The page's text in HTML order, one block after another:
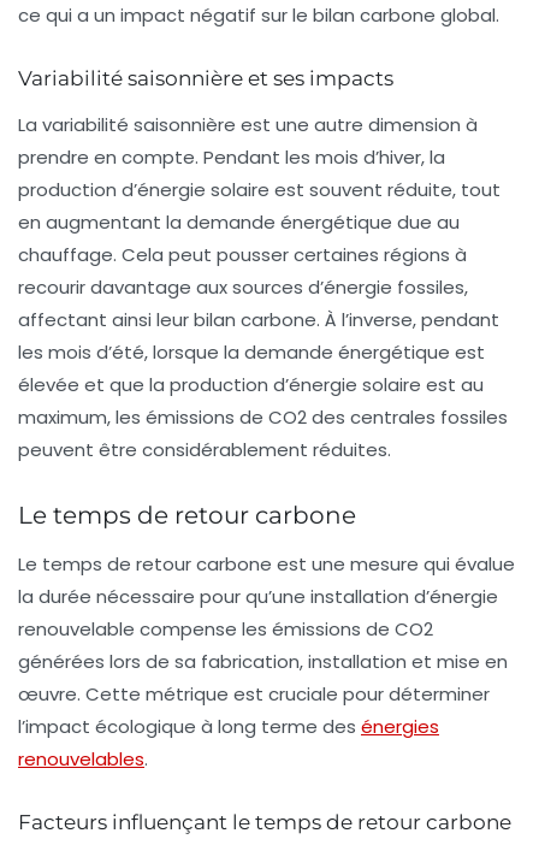
ce qui a un impact négatif sur le bilan carbone global.
Variabilité saisonnière et ses impacts
La variabilité saisonnière est une autre dimension à
prendre en compte. Pendant les mois d’hiver, la
production d’énergie solaire est souvent réduite, tout
en augmentant la demande énergétique due au
chauffage. Cela peut pousser certaines régions à
recourir davantage aux sources d’énergie fossiles,
affectant ainsi leur bilan carbone. À l’inverse, pendant
les mois d’été, lorsque la demande énergétique est
élevée et que la production d’énergie solaire est au
maximum, les émissions de CO2 des centrales fossiles
peuvent être considérablement réduites.
Le temps de retour carbone
Le temps de retour carbone est une mesure qui évalue
la durée nécessaire pour qu’une installation d’énergie
renouvelable compense les émissions de CO2
générées lors de sa fabrication, installation et mise en
œuvre. Cette métrique est cruciale pour déterminer
l’impact écologique à long terme des énergies
renouvelables.
Facteurs influençant le temps de retour carbone